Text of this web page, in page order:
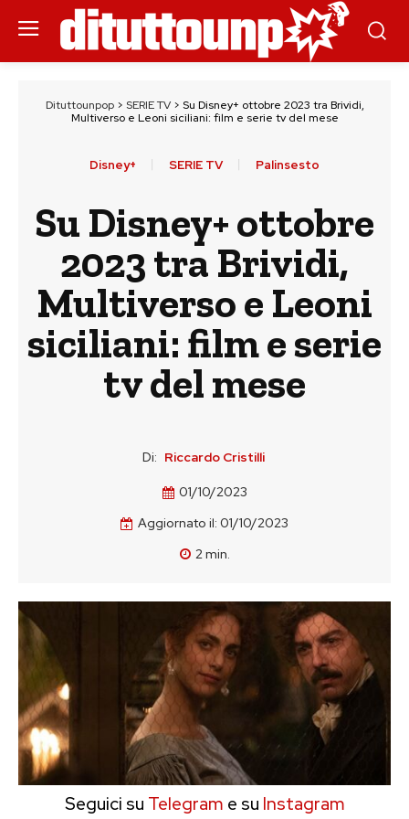
Dituttounpop> SERIE TV> Su Disney+ ottobre 2023 tra Brividi,
Multiverso e Leoni siciliani: film e serie tv del mese
Disney+ SERIE TV Palinsesto
Su Disney+ ottobre
2023 tra Brividi,
Multiverso e Leoni
siciliani: film e serie
tv del mese
Di: Riccardo Cristilli
01/10/2023
Aggiornato il: 01/10/2023
2min.
Seguici su Telegram e su Instagram